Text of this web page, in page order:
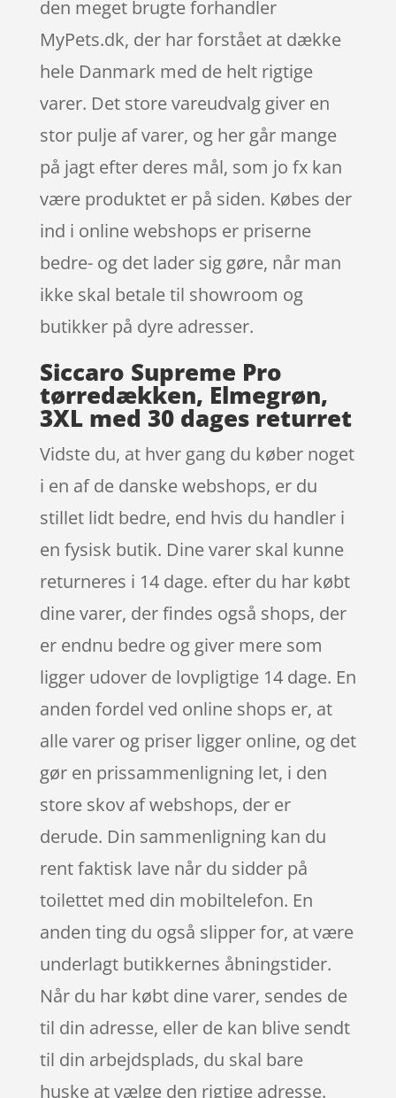
den meget brugte forhandler
MyPets.dk, der har forstået at dække
hele Danmark med de helt rigtige
varer. Det store vareudvalg giver en
stor pulje af varer, og her går mange
på jagt efter deres mål, som jo fx kan
være produktet er på siden. Købes der
ind i online webshops er priserne
bedre- og det lader sig gøre, når man
ikke skal betale til showroom og
butikker på dyre adresser.
Siccaro Supreme Pro
tørredækken, Elmegrøn,
3XL med 30 dages returret
Vidste du, at hver gang du køber noget
i en af de danske webshops, er du
stillet lidt bedre, end hvis du handler i
en fysisk butik. Dine varer skal kunne
returneres i 14 dage. efter du har købt
dine varer, der findes også shops, der
er endnu bedre og giver mere som
ligger udover de lovpligtige 14 dage. En
anden fordel ved online shops er, at
alle varer og priser ligger online, og det
gør en prissammenligning let, i den
store skov af webshops, der er
derude. Din sammenligning kan du
rent faktisk lave når du sidder på
toilettet med din mobiltelefon. En
anden ting du også slipper for, at være
underlagt butikkernes åbningstider.
Når du har købt dine varer, sendes de
til din adresse, eller de kan blive sendt
til din arbejdsplads, du skal bare
huske at vælge den rigtige adresse.